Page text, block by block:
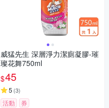
威猛先生 深層淨力潔廁凝膠-璀
璨花舞750ml
$45
5 (3)
活動 券